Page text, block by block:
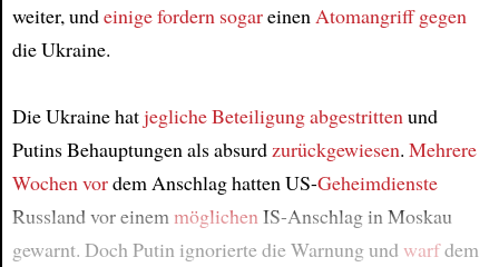
weiter, undeinige fordern sogareinen Atomangriff gegen
die Ukraine.
Die Ukraine hatjegliche Beteiligungabgestritten und
Putins Behauptungen als absurd zurückgewiesen. Mehrere
Wochen vordem Anschlag hatten US-Geheimdienste
Russland vor einem möglichen IS-Anschlag in Moskau
gewarnt. Doch Putin ignorierte die Warnung und warfdem